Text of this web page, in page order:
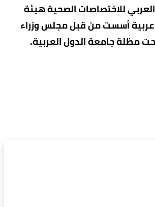
للاختصاصات الصحية هيئة
أسست من قبل مجلس وزراء
مظلة جامعة الدول العربية.